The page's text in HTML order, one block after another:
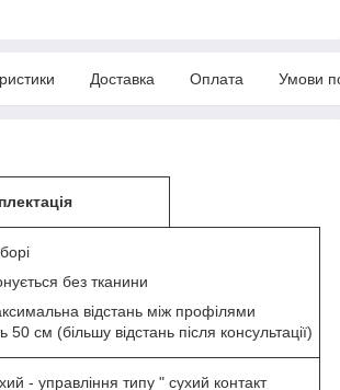
Доставка Оплата Умови
без тканини
відстань між профілями
50 см (більшу відстань після консультації)
- управління типу " сухий контакт